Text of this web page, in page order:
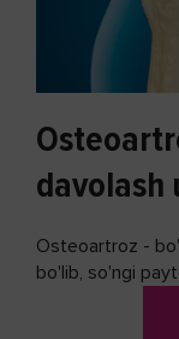
davolash
Osteoartroz -
bo'lib, so'ngi